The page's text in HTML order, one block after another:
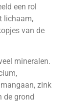
een rol
lichaam,
van de
mineralen.
zink
de grond